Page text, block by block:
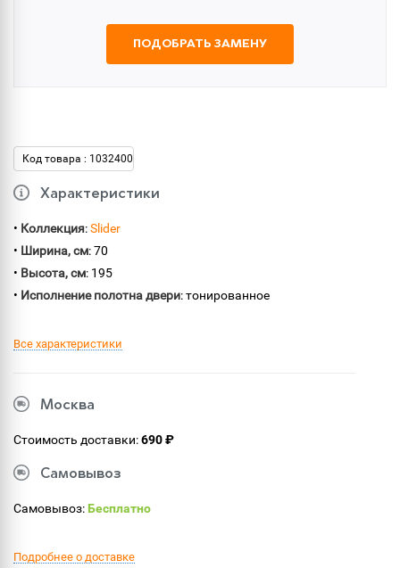
ПОДОБРАТЬ ЗАМЕНУ
Код товара : 1032400
Характеристики
• Коллекция:Slider
• Ширина, см: 70
• Высота, см: 195
• Исполнение полотна двери: тонированное
Все характеристики
Москва
Стоимость доставки:690 ₽
Самовывоз
Самовывоз:Бесплатно
Подробнее о доставке